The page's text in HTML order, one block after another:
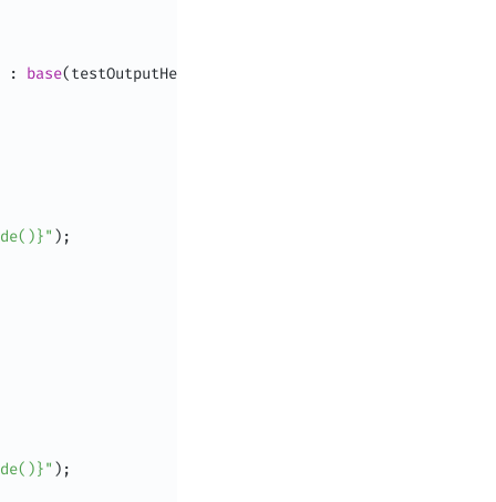
: base(testOutputHelper
) ;
) ;